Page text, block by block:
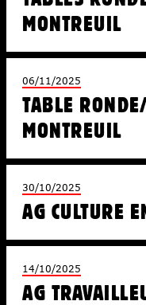
MONTREUIL
06/11/2025
TABLE
MONTREUIL
30/10/2025
AG CULTURE
14/10/2025
AG